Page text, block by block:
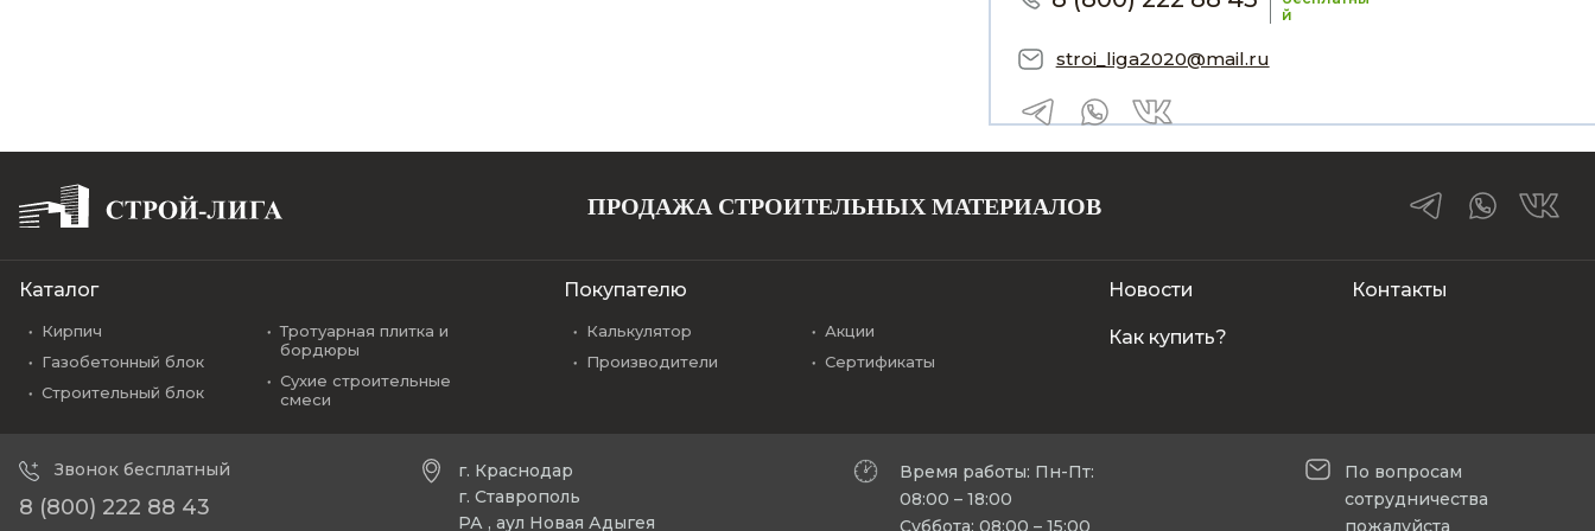
й
stroi_liga2020@mail.ru
ПРОДАЖА СТРОИТЕЛЬНЫХ МАТЕРИАЛОВ
Каталог
Кирпич
Газобетонный блок
Строительный блок
Тротуарная плитка и
бордюры
Сухие строительные
смеси
Покупателю
Калькулятор
Производители
Акции
Сертификаты
Новости
Как купить?
Контакты
Звонок бесплатный
8 (800) 222 88 43
г. Краснодар
г. Ставрополь
РА , аул Новая Адыгея
Время работы: Пн-Пт:
08:00 – 18:00
Суббота: 08:00 – 15:00
По вопросам
сотрудничества
пожалуйста